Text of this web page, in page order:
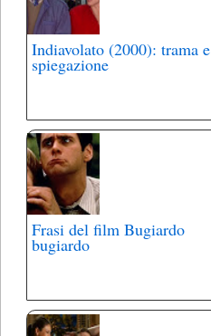
Indiavolato (2000): trama e
spiegazione
Frasi del film Bugiardo
bugiardo